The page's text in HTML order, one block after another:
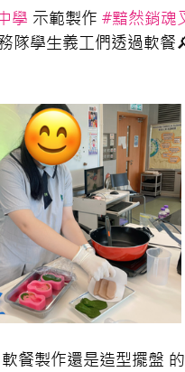
學 示範製作 #黯然銷魂
隊學生義工們透過軟餐
餐製作還是造型擺盤